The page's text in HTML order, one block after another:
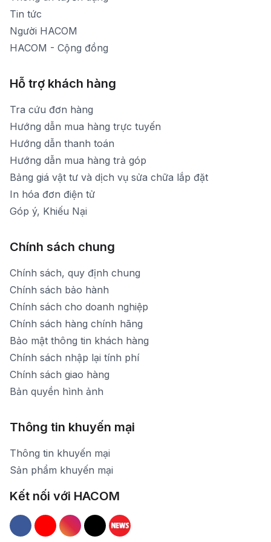
Tin tức
Người HACOM
HACOM - Cộng đồng
Hỗ trợ khách hàng
Tra cứu đơn hàng
Hướng dẫn mua hàng trực tuyến
Hướng dẫn thanh toán
Hướng dẫn mua hàng trả góp
Bảng giá vật tư và dịch vụ sửa chữa lắp đặt
In hóa đơn điện tử
Góp ý, Khiếu Nại
Chính sách chung
Chính sách, quy định chung
Chính sách bảo hành
Chính sách cho doanh nghiệp
Chính sách hàng chính hãng
Bảo mật thông tin khách hàng
Chính sách nhập lại tính phí
Chính sách giao hàng
Bản quyền hình ảnh
Thông tin khuyến mại
Thông tin khuyến mại
Sản phẩm khuyến mại
Kết nối với HACOM
Hacom Facebook
Hacom YouTube
Hacom Instagram
Hacom TikTok